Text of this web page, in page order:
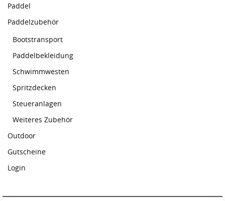
Paddel
Paddelzubehör
Bootstransport
Paddelbekleidung
Schwimmwesten
Spritzdecken
Steueranlagen
Weiteres Zubehör
Outdoor
Gutscheine
Login